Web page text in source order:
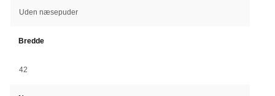
Uden næsepuder
Bredde
42